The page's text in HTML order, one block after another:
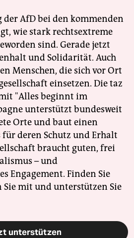
der AfD bei den kommenden
wie stark rechtsextreme
sind. Gerade jetzt
und Solidarität. Auch
Menschen, die sich vor Ort
einsetzen. Die taz
"Alles beginnt im
unterstützt bundesweit
Orte und baut einen
deren Schutz und Erhalt
braucht guten, frei
– und
Engagement. Finden Sie
Sie mit und unterstützen Sie
unterstützen